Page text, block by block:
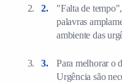
"Falta de
palavras
ambiente das
Para melhorar o
Urgência são